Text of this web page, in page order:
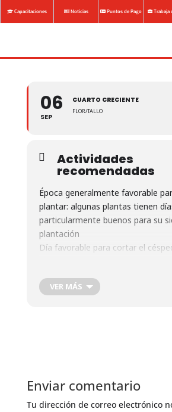
Capacitaciones Noticias Puntos de Pago Trabaja
06
SEP
CUARTO CRECIENTE
FLOR/TALLO
Actividades
recomendadas
Época generalmente favorable
plantar: algunas plantas tienen
particularmente buenos para su
plantación
Día favorable para cortar el
Regar e irrigar se trata sobre todo
VER MÁS
Enviar comentario
Tu dirección de correo electrónico